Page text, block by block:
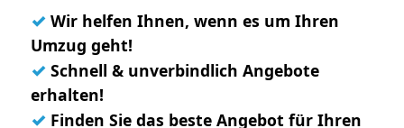
✓ Wir helfen Ihnen, wenn es um Ihren
Umzug geht!
✓ Schnell & unverbindlich Angebote
erhalten!
✓ Finden Sie das beste Angebot für Ihren